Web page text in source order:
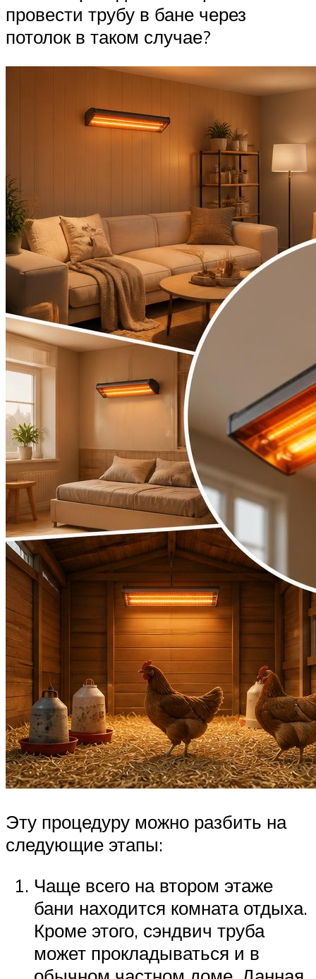
провести трубу в бане через
потолок в таком случае?
Эту процедуру можно разбить на
следующие этапы:
Чаще всего на втором этаже
бани находится комната отдыха.
Кроме этого, сэндвич труба
может прокладываться и в